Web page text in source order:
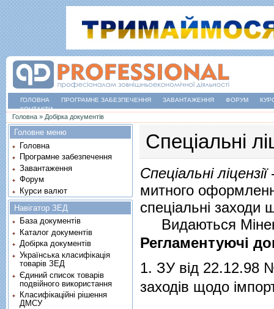
ГОЛОВНА ПРОГРАМНЕ ЗАБЕЗПЕЧЕННЯ ЗАВАНТАЖЕННЯ ФОРУМ
КОНТАКТИ
Ви є тут
Головна » Добірка документів
Спеціальні
Спеціальні ліцензії
митного
спеціальні заходи
Видаються
Регламентуючі
1. ЗУ від 22.12.98
заходiв щодо
Головне меню
Головна
Програмне забезпечення
Завантаження
Форум
Курси валют
Навігатор ЗЕД
База документів
Каталог документів
Добірка документів
Українська класифікація
товарів ЗЕД
Єдиний список товарів
подвійного використання
Класифікаційні рішення
ДМСУ